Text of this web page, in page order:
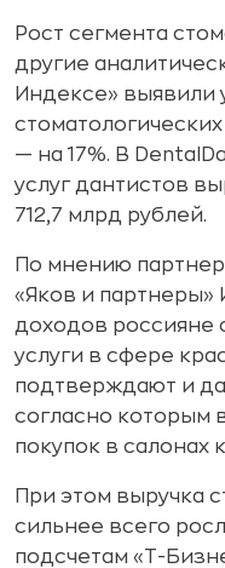
Рост сегмента
другие
Индексе» выявили
— на 17%. В
услуг дантистов
712,7 млрд рублей.
По мнению
«Яков и партнеры»
доходов россияне
услуги в сфере
подтверждают и
согласно которым
покупок в салонах
При этом выручка
сильнее всего
подсчетам «Т-